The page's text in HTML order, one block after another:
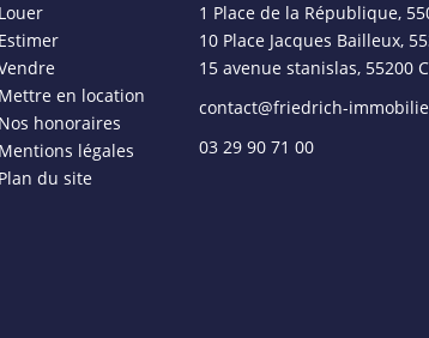
Louer
Estimer
Mettre en location
Nos honoraires
Mentions légales
Plan du site
1 Place de la République,
10 Place Jacques Bailleux,
15 avenue stanislas, 55200
contact@friedrich-
03 29 90 71 00